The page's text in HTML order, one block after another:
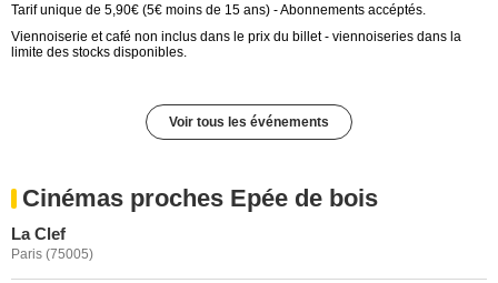
Tarif unique de 5,90€ (5€ moins de 15 ans) - Abonnements accéptés.
Viennoiserie et café non inclus dans le prix du billet - viennoiseries dans la
limite des stocks disponibles.
Voir tous les événements
Cinémas proches Epée de bois
La Clef
Paris (75005)